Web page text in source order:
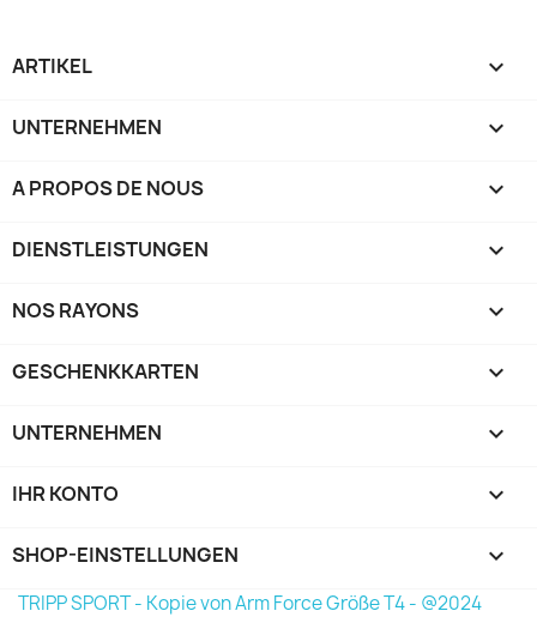
ARTIKEL 
UNTERNEHMEN 
A PROPOS DE NOUS 
DIENSTLEISTUNGEN 
NOS RAYONS 
GESCHENKKARTEN 
UNTERNEHMEN 
IHR KONTO 
SHOP-EINSTELLUNGEN keyboard_arrow_down
TRIPP SPORT - Kopie von Arm Force Größe T4 - @2024